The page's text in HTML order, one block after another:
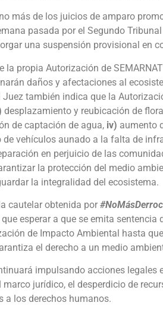
más de los juicios de amparo
pasada por el Segundo
una suspensión provisional en
la propia Autorización de
daños y afectaciones al
Juez también indica que la
desplazamiento y reubicación de
de captación de agua, iv) aumento
vehículos aunado a la falta de
en perjuicio de las
la protección del medio
la integralidad del ecosistema.
cautelar obtenida por
esperar a que se emita
de Impacto Ambiental hasta
el derecho a un medio
impulsando acciones legales
jurídico, el desperdicio de
a los derechos humanos.